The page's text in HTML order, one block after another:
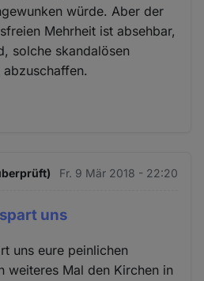
würde. Aber der
Mehrheit ist absehbar,
solche skandalösen
Fr. 9 Mär 2018 - 22:20
uns
uns eure peinlichen
weiteres Mal den Kirchen in